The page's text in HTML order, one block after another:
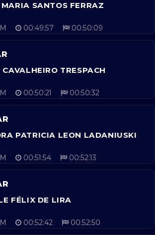
SANTOS FERRAZ
00:49:57 00:50:09
TRESPACH
00:50:21 00:50:32
PATRICIA LEON LADANIUSKI
00:51:54 00:52:13
FÉLIX DE LIRA
00:52:42 00:52:50